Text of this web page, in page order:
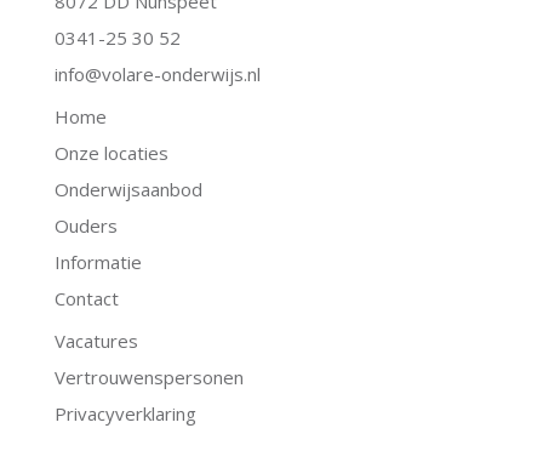
0341-25 30 52
info@volare-onderwijs.nl
Home
Onze locaties
Onderwijsaanbod
Ouders
Informatie
Contact
Vacatures
Vertrouwenspersonen
Privacyverklaring